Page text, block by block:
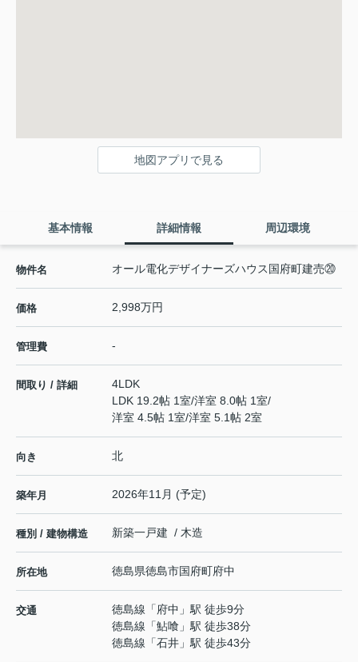
地図アプリで見る
基本情報 詳細情報 周辺環境
物件名 オール電化デザイナーズハウス国府町建売⑳
価格 2,998万円
管理費 -
間取り / 詳細
4LDK
LDK 19.2帖 1室/洋室 8.0帖 1室/
洋室 4.5帖 1室/洋室 5.1帖 2室
向き 北
築年月 2026年11月 (予定)
種別 / 建物構造 新築一戸建 / 木造
所在地 徳島県徳島市国府町府中
交通 徳島線 「府中 」駅 徒歩9分
徳島線 「鮎喰 」駅 徒歩38分
徳島線 「石井 」駅 徒歩43分